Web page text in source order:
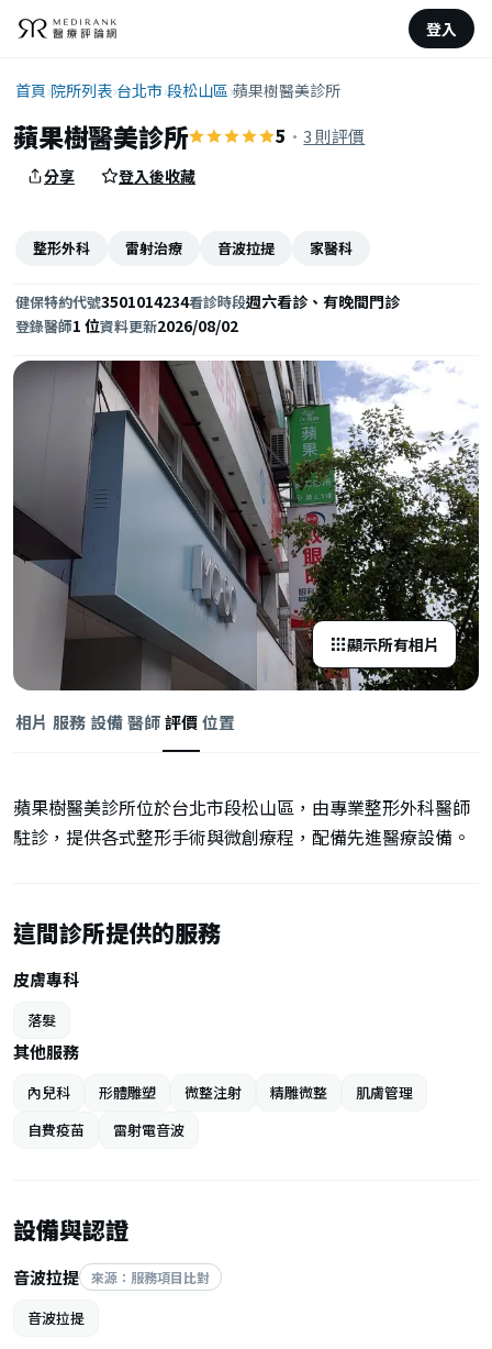
登入
首頁›院所列表›台北市›段松山區›蘋果樹醫美診所
蘋果樹醫美診所 5 ·3 則評價
分享 登入後收藏
整形外科 雷射治療 音波拉提 家醫科
健保特約代號3501014234看診時段週六看診、有晚間門診
登錄醫師1 位資料更新2026/08/02
顯示所有相片
相片 服務 設備醫師評價位置
蘋果樹醫美診所位於台北市段松山區，由專業整形外科醫師
駐診，提供各式整形手術與微創療程，配備先進醫療設備。
這間診所提供的服務
皮膚專科
落髮
其他服務
內兒科 形體雕塑 微整注射 精雕微整
肌膚管理
自費疫苗
雷射電音波
設備與認證
音波拉提 來源：服務項目比對
音波拉提